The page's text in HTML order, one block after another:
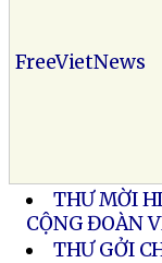
FreeVietNews
THƯ MỜI
CỘNG ĐOÀN
THƯ GỞI